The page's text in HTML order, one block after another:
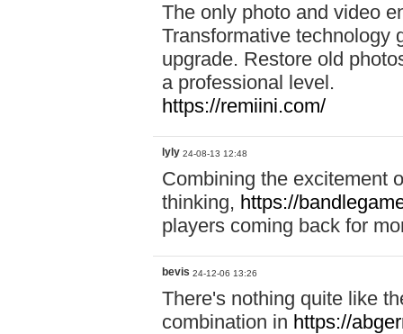
The only photo and video
Transformative technology
upgrade. Restore old
a professional level.
https://remiini.com/
lyly 24-08-13 12:48
Combining the excitement
thinking, https://
players coming back for
bevis 24-12-06 13:26
There's nothing quite like
combination in https://